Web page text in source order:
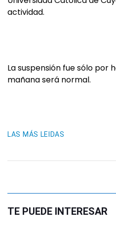
actividad.
La suspensión fue sólo por
mañana será normal.
LAS MÁS LEIDAS
TE PUEDE INTERESAR